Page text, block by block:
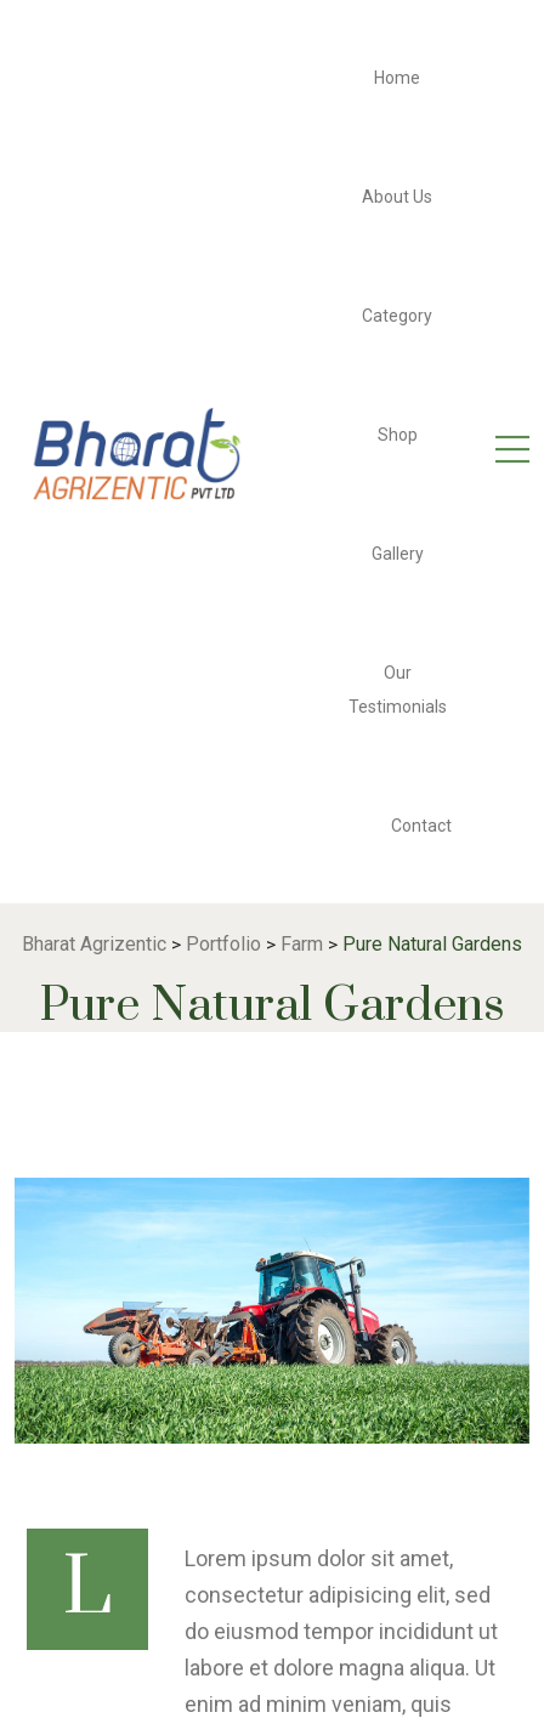
Home
About Us
Category
Shop
Gallery
Our
Testimonials
Contact
Bharat Agrizentic > Portfolio > Farm > Pure Natural Gardens
Pure Natural Gardens
L
Lorem ipsum dolor sit amet,
consectetur adipisicing elit, sed
do eiusmod tempor incididunt ut
labore et dolore magna aliqua. Ut
enim ad minim veniam, quis